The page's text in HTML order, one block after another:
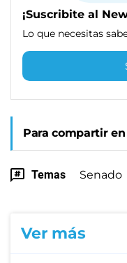
¡Suscribite al
Lo que necesitas
Para compartir
Temas Senado
Ver más